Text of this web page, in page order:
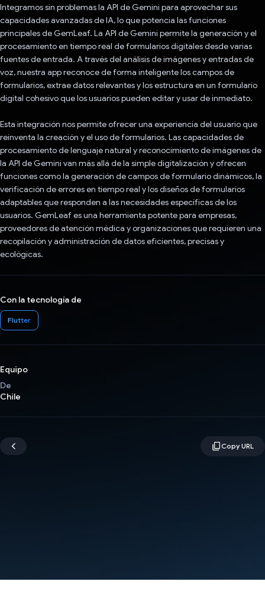
Integramos sin problemas la API de Gemini para aprovechar sus
capacidades avanzadas de IA, lo que potencia las funciones
principales de GemLeaf. La API de Gemini permite la generación y el
procesamiento en tiempo real de formularios digitales desde varias
fuentes de entrada. A través del análisis de imágenes y entradas de
voz, nuestra app reconoce de forma inteligente los campos de
formularios, extrae datos relevantes y los estructura en un formulario
digital cohesivo que los usuarios pueden editar y usar de inmediato.
Esta integración nos permite ofrecer una experiencia del usuario que
reinventa la creación y el uso de formularios. Las capacidades de
procesamiento de lenguaje natural y reconocimiento de imágenes de
la API de Gemini van más allá de la simple digitalización y ofrecen
funciones como la generación de campos de formulario dinámicos, la
verificación de errores en tiempo real y los diseños de formularios
adaptables que responden a las necesidades específicas de los
usuarios. GemLeaf es una herramienta potente para empresas,
proveedores de atención médica y organizaciones que requieren una
recopilación y administración de datos eficientes, precisas y
ecológicas.
Con la tecnología de
Flutter
Equipo
De
Chile